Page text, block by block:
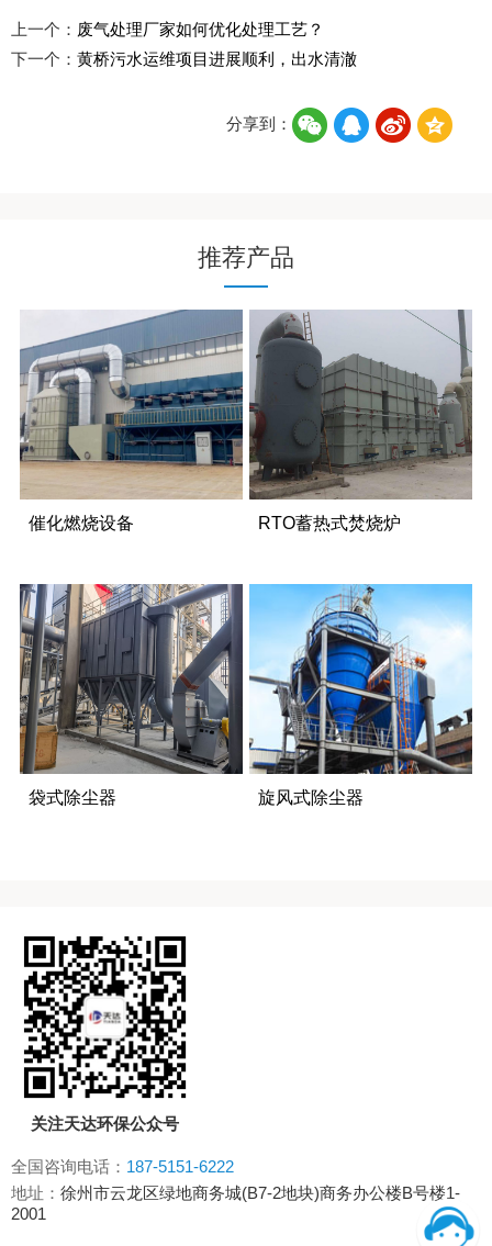
上一个： 废气处理厂家如何优化处理工艺？
下一个： 黄桥污水运维项目进展顺利，出水清澈
分享到：
推荐产品
催化燃烧设备 RTO蓄热式焚烧炉
袋式除尘器 旋风式除尘器
关注天达环保公众号
全国咨询电话： 187-5151-6222
地址： 徐州市云龙区绿地商务城(B7-2地块)商务办公楼B号楼1-
2001